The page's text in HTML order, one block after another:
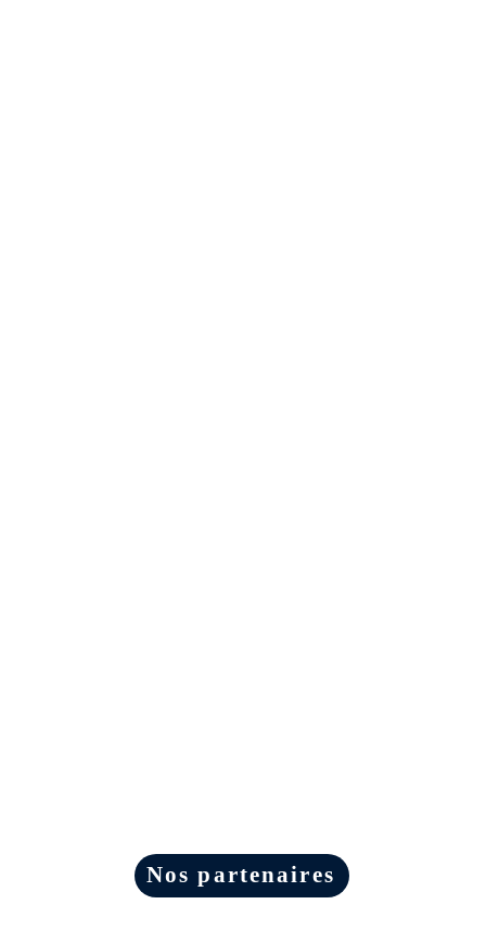
Nos partenaires